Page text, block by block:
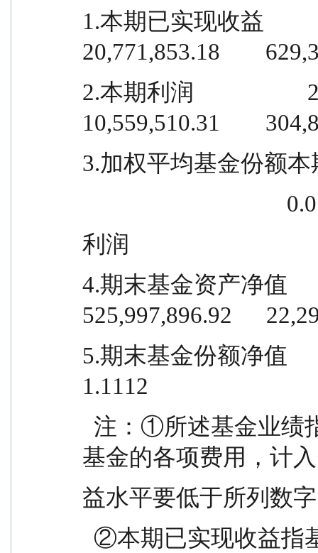
1.本期已实现收益
20,771,853.18
2.本期利润
10,559,510.31
3.加权平均基金份额本
利润
4.期末基金资产净值
525,997,896.92
5.期末基金份额净值
1.1112
基金的各项费用，计
益水平要低于所列数